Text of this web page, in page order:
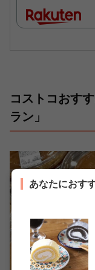
コストコおす
ラン」
あなたにおす